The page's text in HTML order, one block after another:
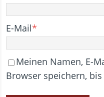
E-Mail*
Meinen Namen, E-
Browser speichern,